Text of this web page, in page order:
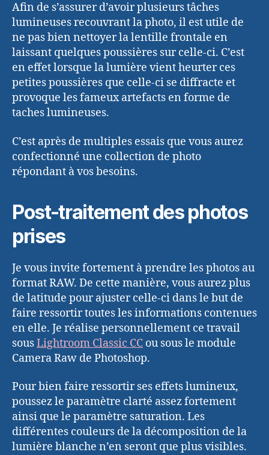
Afin de s’assurer d’avoir plusieurs tâches
lumineuses recouvrant la photo, il est utile de
ne pas bien nettoyer la lentille frontale en
laissant quelques poussières sur celle-ci. C’est
en effet lorsque la lumière vient heurter ces
petites poussières que celle-ci se diffracte et
provoque les fameux artefacts en forme de
taches lumineuses.
C’est après de multiples essais que vous aurez
confectionné une collection de photo
répondant à vos besoins.
Post-traitement des photos
prises
Je vous invite fortement à prendre les photos au
format RAW. De cette manière, vous aurez plus
de latitude pour ajuster celle-ci dans le but de
faire ressortir toutes les informations contenues
en elle. Je réalise personnellement ce travail
sousLightroom Classic CC ou sous le module
Camera Raw de Photoshop.
Pour bien faire ressortir ses effets lumineux,
poussez le paramètre clarté assez fortement
ainsi que le paramètre saturation. Les
différentes couleurs de la décomposition de la
lumière blanche n’en seront que plus visibles.